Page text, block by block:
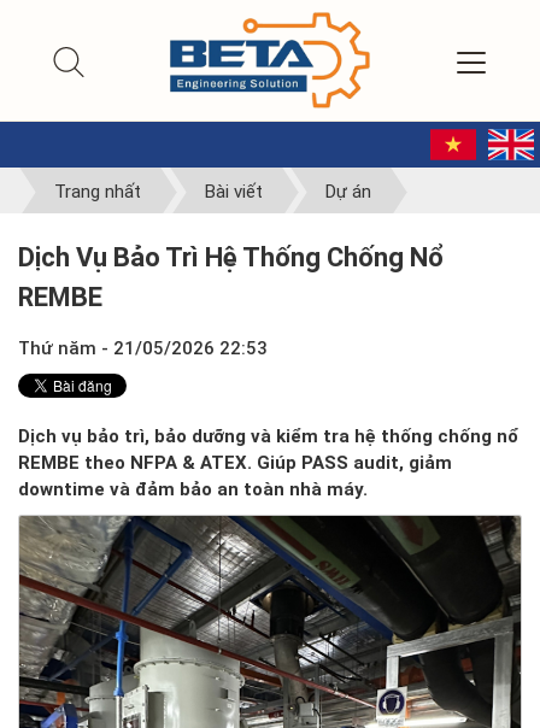
Trang nhất Bài viết Dự án
Dịch Vụ Bảo Trì Hệ Thống Chống Nổ
REMBE
Thứ năm - 21/05/2026 22:53
Dịch vụ bảo trì, bảo dưỡng và kiểm tra hệ thống chống nổ
REMBE theo NFPA & ATEX. Giúp PASS audit, giảm
downtime và đảm bảo an toàn nhà máy.